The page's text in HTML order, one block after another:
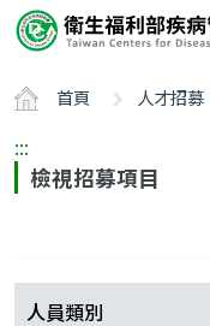
要
容
ALT+C
首頁 人才招募
:::
檢視招募項目
人員類別